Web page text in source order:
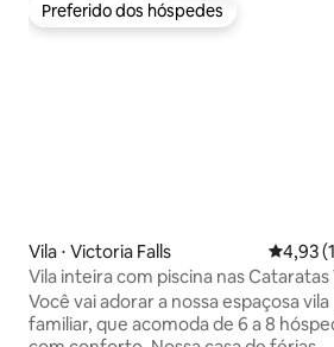
Preferido dos hóspedes
Preferido dos hóspedes
Vila ⋅ Victoria Falls 4,93 de
4,93
Vila inteira com piscina nas Cataratas
Você vai adorar a nossa espaçosa vila
familiar, que acomoda de 6 a 8